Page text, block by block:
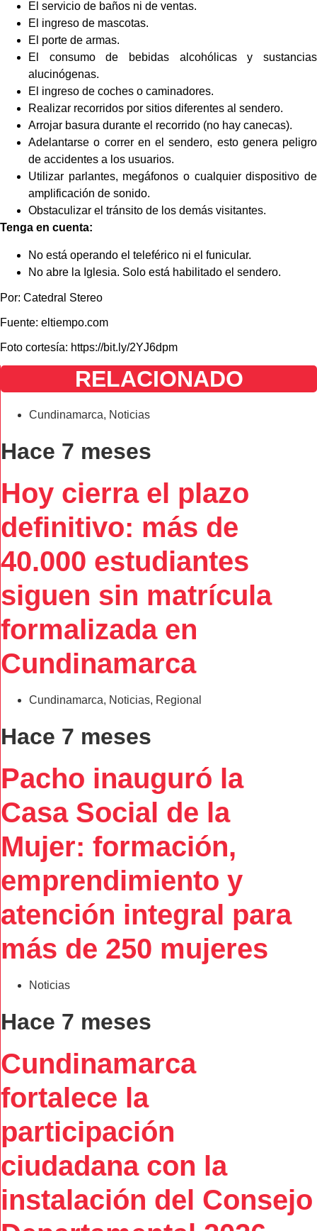
El servicio de baños ni de ventas.
El ingreso de mascotas.
El porte de armas.
El consumo de bebidas alcohólicas y sustancias
alucinógenas.
El ingreso de coches o caminadores.
Realizar recorridos por sitios diferentes al sendero.
Arrojar basura durante el recorrido (no hay canecas).
Adelantarse o correr en el sendero, esto genera peligro
de accidentes a los usuarios.
Utilizar parlantes, megáfonos o cualquier dispositivo de
amplificación de sonido.
Obstaculizar el tránsito de los demás visitantes.
Tenga en cuenta:
No está operando el teleférico ni el funicular.
No abre la Iglesia. Solo está habilitado el sendero.
Por: Catedral Stereo
Fuente: eltiempo.com
Foto cortesía: https://bit.ly/2YJ6dpm
RELACIONADO
Cundinamarca, Noticias
Hace 7 meses
Hoy cierra el plazo
definitivo: más de
40.000 estudiantes
siguen sin matrícula
formalizada en
Cundinamarca
Cundinamarca, Noticias, Regional
Hace 7 meses
Pacho inauguró la
Casa Social de la
Mujer: formación,
emprendimiento y
atención integral para
más de 250 mujeres
Noticias
Hace 7 meses
Cundinamarca
fortalece la
participación
ciudadana con la
instalación del Consejo